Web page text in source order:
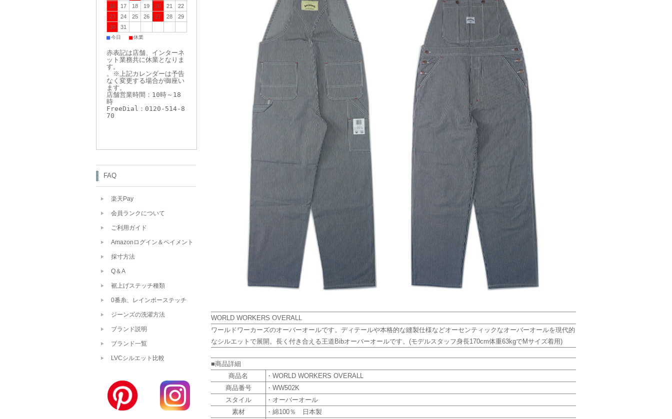
WORLD WORKERS OVERALL
ワールドワーカーズのオーバーオールです。ディテールや本格的な縫製仕様などオーセンティックなオーバーオールを現代的
なシルエットで展開。長く付き合える王道Bibオーバーオールです。(モデルスタッフ身長170cm体重63kgでMサイズ着用)
■商品詳細
商品名
・WORLD WORKERS OVERALL
商品番号
・WW502K
スタイル
・オーバーオール
素材
・綿100％ 日本製
16
17 18 19 20 21
22
23
24 25 26 27 28
29
30
31
■今日 ■休業
赤表記は店舗、インターネ
ット業務共に休業となりま
す。
。※上記カレンダーは予告
なく変更する場合が御座い
ます。
店舗営業時間：10時～18
時
FreeDial：0120-514-8
70
FAQ
楽天Pay
会員ランクについて
ご利用ガイド
Amazonログイン＆ペイメント
採寸方法
Q＆A
裾上げステッチ種類
0番糸、レインボーステッチ
ジーンズの洗濯方法
ブランド説明
ブランド一覧
LVCシルエット比較